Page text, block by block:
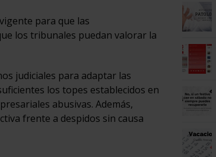
para que las
los tribunales puedan valorar la
judiciales para adaptar las
los topes establecidos en
abusivas. Además,
frente a despidos sin causa